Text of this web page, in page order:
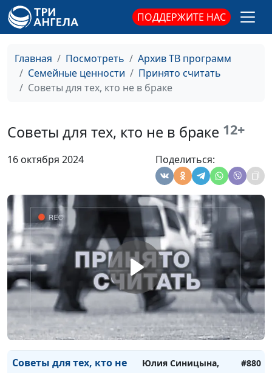
ПОДДЕРЖИТЕ НАС
Главная Посмотреть
Архив ТВ программ
Семейные ценности
Принято считать
Советы для тех, кто не в браке
Советы для тех, кто не в браке 12+
16 октября 2024 Поделиться:
Можно ли построить
близкие отношения по
Юлия Синицына,
Алина Караченцева,
психолог
#885
Как наладить общение с
Юлия Синицына,
психолог
Почему мужчины
Юлия Синицына,
Алина Караченцева,
практический
психолог
Эмоциональные
потребности детей
Юлия Синицына,
Ольга Лебедева,
клинический
психолог
Стоит ли прощать
измену
Юлия Синицына,
Ольга Лебедева,
клинический
психолог
#881
Советы для тех, кто не
Юлия Синицына,
#880